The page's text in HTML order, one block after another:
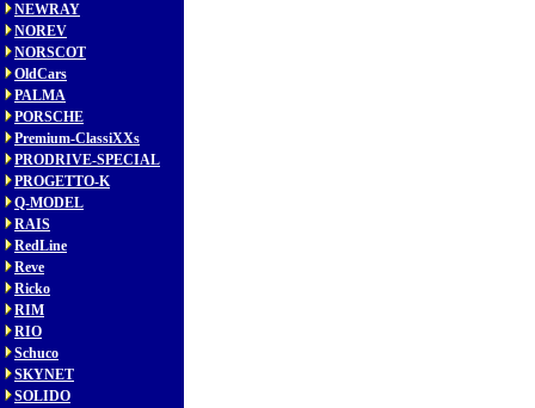
NEWRAY
NOREV
NORSCOT
OldCars
PALMA
PORSCHE
Premium-ClassiXXs
PRODRIVE-SPECIAL
PROGETTO-K
Q-MODEL
RAIS
RedLine
Reve
Ricko
RIM
RIO
Schuco
SKYNET
SOLIDO